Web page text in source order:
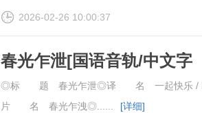
2026-02-26 10:00:37
春光乍泄[国语音轨/中文字
幕
◎标 题 春光乍泄◎译 名 一起快乐 /
片 名 春光乍洩◎......
[详细]